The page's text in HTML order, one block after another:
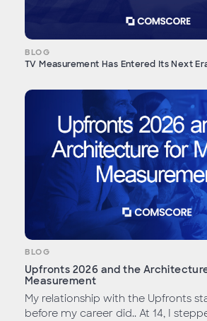
BLOG
TV Measurement Has Entered Its Next
BLOG
Upfronts 2026 and the
Measurement
My relationship with the Upfronts
before my career did.. At 14, I